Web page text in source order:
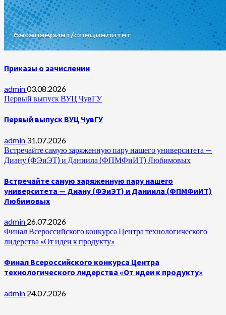
Приказы о зачислении
admin03.08.2026
Первый выпуск ВУЦ ЧувГУ
Первый выпуск ВУЦ ЧувГУ
admin 31.07.2026
Встречайте самую заряженную пару нашего университета —
Диану (ФЭиЭТ) и Даниила (ФПМФиИТ) Любимовых
Встречайте самую заряженную пару нашего
университета — Диану (ФЭиЭТ) и Даниила (ФПМФиИТ)
Любимовых
admin 26.07.2026
Финал Всероссийского конкурса Центра технологического
лидерства «От идеи к продукту»
Финал Всероссийского конкурса Центра
технологического лидерства «От идеи к продукту»
admin 24.07.2026